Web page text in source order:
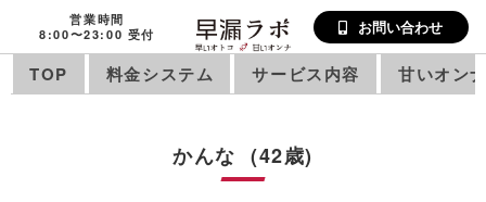
営業時間
8:00〜23:00 受付
お問い合わせ
TOP 料金システム サービス内容 甘いオン
かんな (42歳)